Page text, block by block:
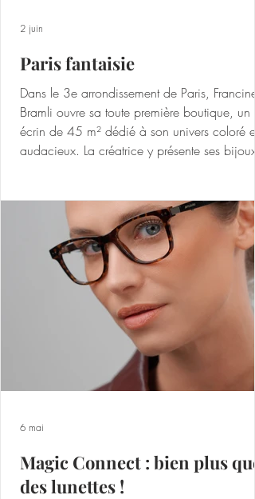
Paris fantaisie
Dans le 3e arrondissement de Paris, Francine
Bramli ouvre sa toute première boutique, un
écrin de 45 m² dédié à son univers coloré et
audacieux. La créatrice y présente ses bijoux
faire artisanal et 100% made in France,
chaque modèle est dessiné, assemblé et poli
dans l’atelier parisien de la Maison. Résine,
acétate de cellulose issu de la fleur de coton,
pierres naturelles, métal o
2 juin
Magic Connect : bien plus que
des lunettes !
6 mai